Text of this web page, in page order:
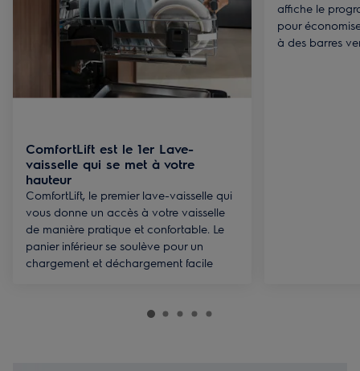
ComfortLift est le 1er Lave-
vaisselle qui se met à votre
hauteur
ComfortLift, le premier lave-vaisselle qui
vous donne un accès à votre vaisselle
de manière pratique et confortable. Le
panier inférieur se soulève pour un
chargement et déchargement facile
affiche le
pour
à des barres